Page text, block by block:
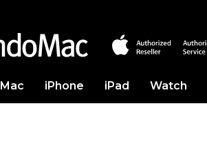
Mac iPhone iPad Watch